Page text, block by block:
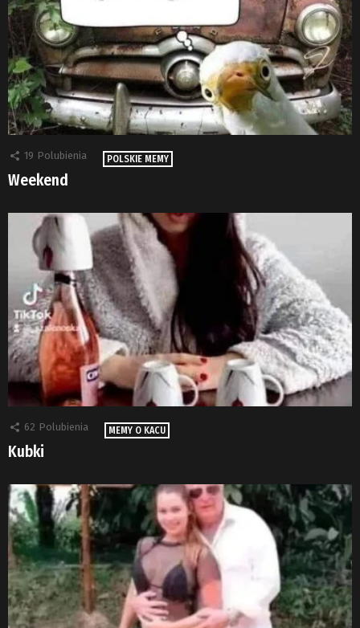
19 Polubienia POLSKIE MEMY
Weekend
62 Polubienia MEMY O KACU
Kubki